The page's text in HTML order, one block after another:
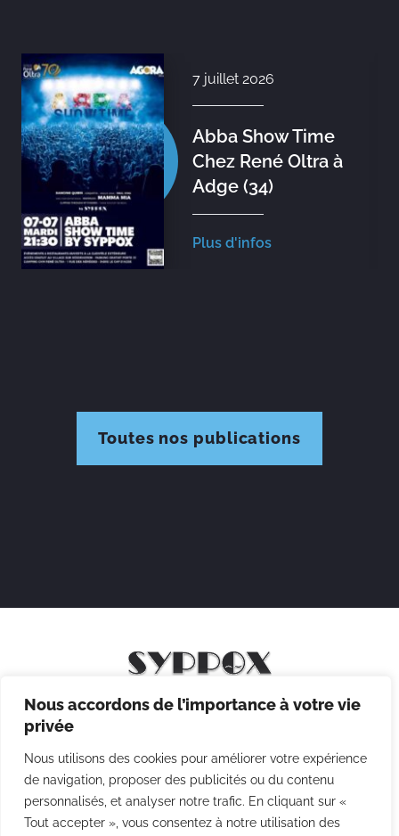
Nous accordons de l’importance à votre vie
privée
Nous utilisons des cookies pour améliorer votre expérience
de navigation, proposer des publicités ou du contenu
personnalisés, et analyser notre trafic. En cliquant sur «
Tout accepter », vous consentez à notre utilisation des
7 juillet 2026
Abba Show Time
Chez René Oltra à
Adge (34)
Plus d'infos
Toutes nos publications
Mentions légales
Politique des cookies
CGV